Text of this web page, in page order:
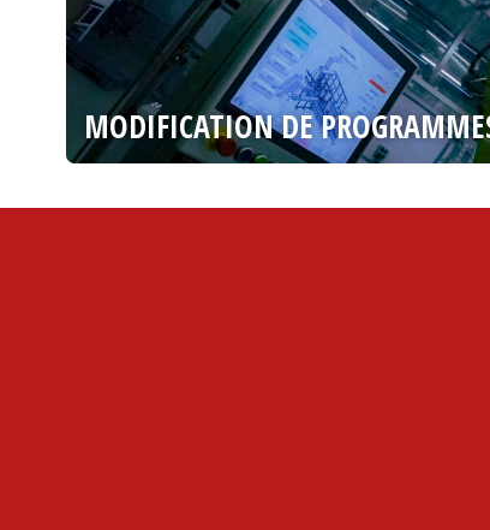
MODIFICATION DE